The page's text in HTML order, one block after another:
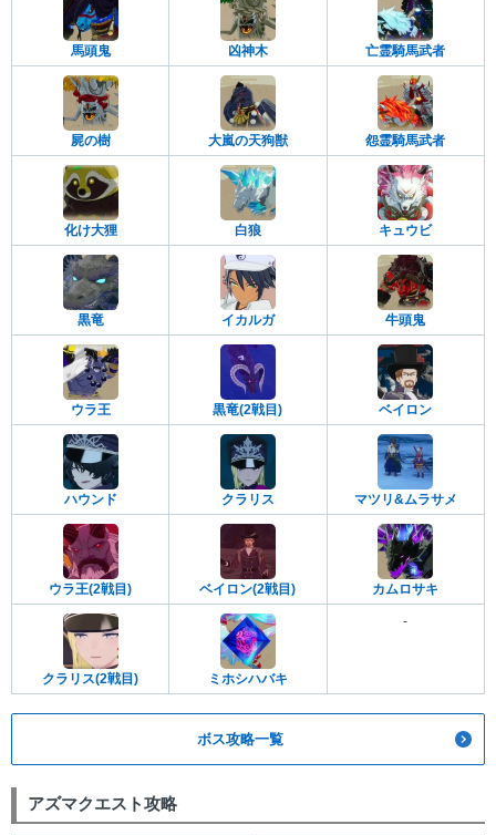
馬頭鬼 凶神木 亡霊騎馬武者
屍の樹 大嵐の天狗獣 怨霊騎馬武者
化け大狸 白狼 キュウビ
黒竜 イカルガ 牛頭鬼
ウラ王 黒竜(2戦目) ベイロン
ハウンド クラリス マツリ&ムラサメ
ウラ王(2戦目) ベイロン(2戦目) カムロサキ
クラリス(2戦目) ミホシハバキ
-
ボス攻略一覧
アズマクエスト攻略